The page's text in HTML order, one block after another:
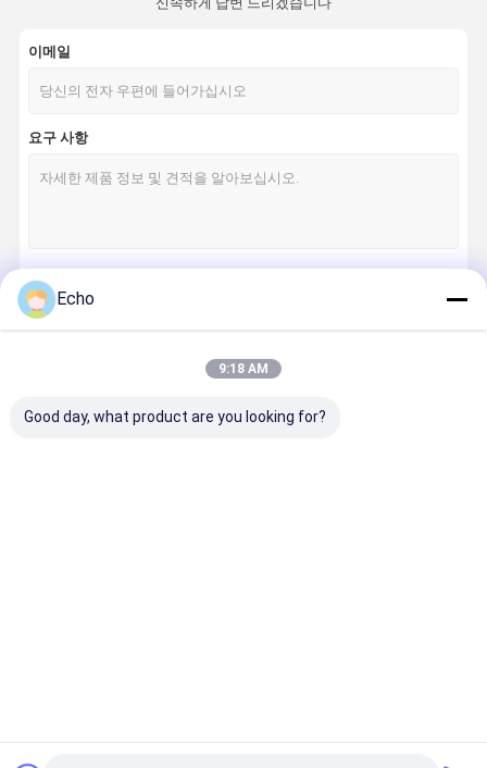
보일러 철골 구조
파이프 랙 구조
철구조 지지대
철강 구조 작업실
이메일
요구 사항
Echo
9:18 AM
Good day, what product are you looking for?